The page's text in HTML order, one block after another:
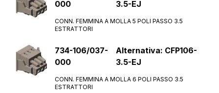
Vuoi ricevere
più informazioni?
000
3.5-EJ
CONN. FEMMINA A MOLLA 5 POLI PASSO 3.5
ESTRATTORI
734-106/037-
000
Alternativa: CFP106-
3.5-EJ
CONN. FEMMINA A MOLLA 6 POLI PASSO 3.5
ESTRATTORI